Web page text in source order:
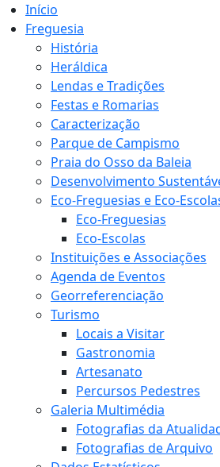
Início
Freguesia
História
Heráldica
Lendas e Tradições
Festas e Romarias
Caracterização
Parque de Campismo
Praia do Osso da Baleia
Desenvolvimento
Eco-Freguesias e Eco-
Eco-Freguesias
Eco-Escolas
Instituições e Associações
Agenda de Eventos
Georreferenciação
Turismo
Locais a Visitar
Gastronomia
Artesanato
Percursos Pedestres
Galeria Multimédia
Fotografias da
Fotografias de Arquivo